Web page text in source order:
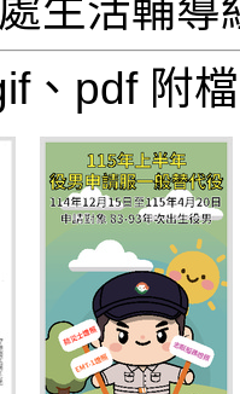
、pdf 附